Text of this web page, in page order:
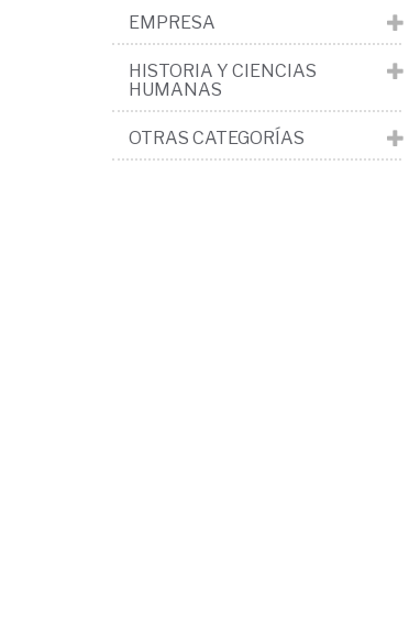
EMPRESA
HISTORIA Y CIENCIAS
HUMANAS
OTRAS CATEGORÍAS